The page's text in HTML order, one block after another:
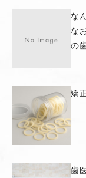
な
な
の
矯
歯